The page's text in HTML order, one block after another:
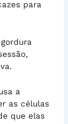
para
a
as células
que elas